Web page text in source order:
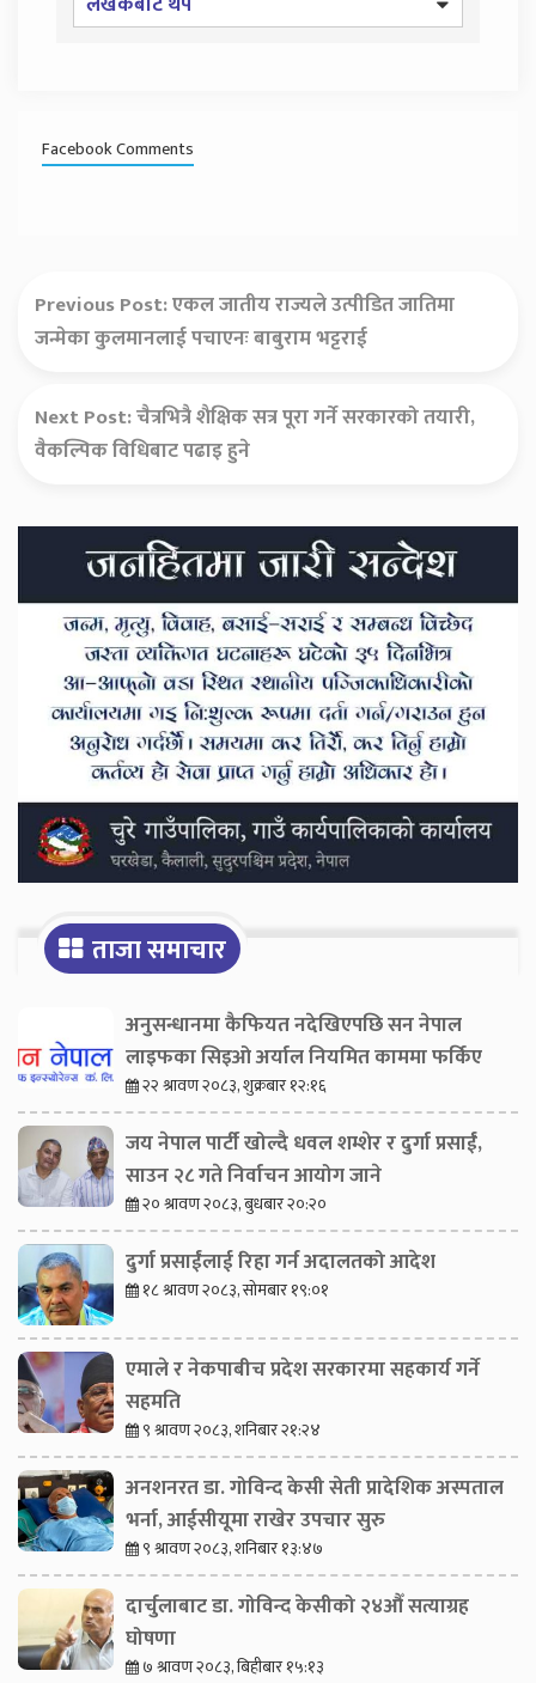
Facebook Comments
Previous Post:एकल जातीय राज्यले उत्पीडित जातिमा
जन्मेका कुलमानलाई पचाएनः बाबुराम भट्टराई
Next Post:चैत्रभित्रै शैक्षिक सत्र पूरा गर्ने सरकारको तयारी,
वैकल्पिक विधिबाट पढाइ हुने
Secondary
Sidebar
ताजा समाचार
अनुसन्धानमा कैफियत नदेखिएपछि सन नेपाल
लाइफका सिइओ अर्याल नियमित काममा फर्किए
२२ श्रावण २०८३, शुक्रबार १२:१६
जय नेपाल पार्टी खोल्दै धवल शम्शेर र दुर्गा प्रसाईं,
साउन २८ गते निर्वाचन आयोग जाने
२० श्रावण २०८३, बुधबार २०:२०
दुर्गा प्रसाईंलाई रिहा गर्न अदालतको आदेश
१८ श्रावण २०८३, सोमबार १९:०१
एमाले र नेकपाबीच प्रदेश सरकारमा सहकार्य गर्ने
सहमति
९ श्रावण २०८३, शनिबार २१:२४
अनशनरत डा. गोविन्द केसी सेती प्रादेशिक अस्पताल
भर्ना, आईसीयूमा राखेर उपचार सुरु
९ श्रावण २०८३, शनिबार १३:४७
दार्चुलाबाट डा. गोविन्द केसीको २४औँ सत्याग्रह
घोषणा
७ श्रावण २०८३, बिहीबार १५:१३